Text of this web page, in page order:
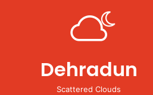
Dehradun
Scattered Clouds